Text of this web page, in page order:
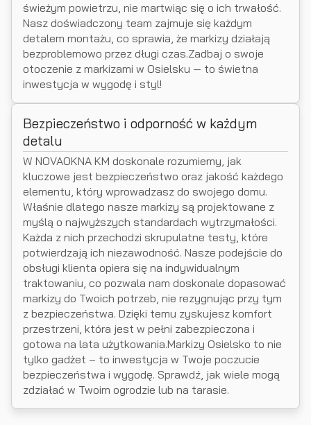
świeżym powietrzu, nie martwiąc się o ich trwałość.
Nasz doświadczony team zajmuje się każdym
detalem montażu, co sprawia, że markizy działają
bezproblemowo przez długi czas.Zadbaj o swoje
otoczenie z markizami w Osielsku — to świetna
inwestycja w wygodę i styl!
Bezpieczeństwo i odporność w każdym
detalu
W NOVAOKNA KM doskonale rozumiemy, jak
kluczowe jest bezpieczeństwo oraz jakość każdego
elementu, który wprowadzasz do swojego domu.
Właśnie dlatego nasze markizy są projektowane z
myślą o najwyższych standardach wytrzymałości.
Każda z nich przechodzi skrupulatne testy, które
potwierdzają ich niezawodność. Nasze podejście do
obsługi klienta opiera się na indywidualnym
traktowaniu, co pozwala nam doskonale dopasować
markizy do Twoich potrzeb, nie rezygnując przy tym
z bezpieczeństwa. Dzięki temu zyskujesz komfort
przestrzeni, która jest w pełni zabezpieczona i
gotowa na lata użytkowania.Markizy Osielsko to nie
tylko gadżet – to inwestycja w Twoje poczucie
bezpieczeństwa i wygodę. Sprawdź, jak wiele mogą
zdziałać w Twoim ogrodzie lub na tarasie.